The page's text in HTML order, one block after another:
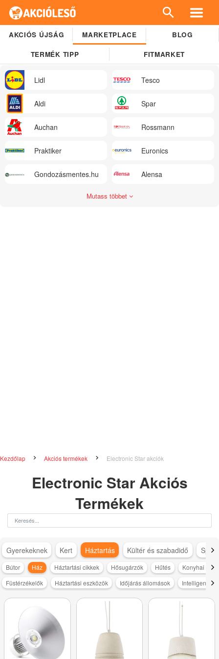
AKCIÓS ÚJSÁG MARKETPLACE BLOG
TERMÉK TIPP FITMARKET
Lidl Tesco
Aldi Spar
Auchan Rossmann
Praktiker Euronics
Gondozásmentes.hu Alensa
Mutass többet
Kezdőlap Akciós termékek Electronic Star akciók
Electronic Star Akciós
Termékek
Gyerekeknek Kert Háztartás Kültér és szabadidő
Bútor Ház Háztartási cikkek Hősugárzók Hűtés
Konyhai
Füstérzékelők
Háztartási eszközök Időjárás állomások Intelligens